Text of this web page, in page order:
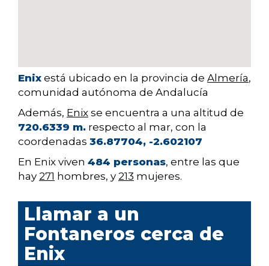
Enix está ubicado en la provincia de Almería,
comunidad autónoma de Andalucía
Además, Enix se encuentra a una altitud de
720.6339 m. respecto al mar, con la
coordenadas 36.87704, -2.602107
En Enix viven 484 personas, entre las que
hay 271 hombres, y 213 mujeres.
Llamar a un
Fontaneros cerca de
Enix